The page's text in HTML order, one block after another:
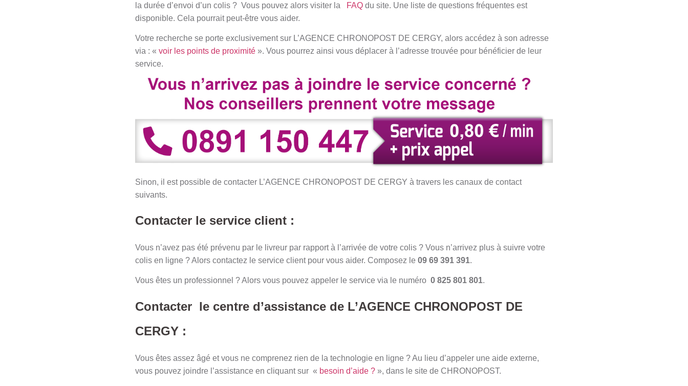
la durée d’envoi d’un colis ? Vous pouvez alors visiter la
FAQ du site. Une liste de questions fréquentes est
disponible. Cela pourrait peut-être vous aider.
Votre recherche se porte exclusivement sur L’AGENCE CHRONOPOST DE CERGY, alors accédez à son adresse
via : « voir les points de proximité ». Vous pourrez ainsi vous déplacer à l’adresse trouvée pour bénéficier de leur
service.
Sinon, il est possible de contacter L’AGENCE CHRONOPOST DE CERGY à travers les canaux de contact
suivants.
Contacter le service client :
Vous n’avez pas été prévenu par le livreur par rapport à l’arrivée de votre colis ? Vous n’arrivez plus à suivre votre
colis en ligne ? Alors contactez le service client pour vous aider. Composez le 09 69 391 391.
Vous êtes un professionnel ? Alors vous pouvez appeler le service via le numéro 0 825 801 801.
Contacter le centre d’assistance de L’AGENCE CHRONOPOST DE
CERGY :
Vous êtes assez âgé et vous ne comprenez rien de la technologie en ligne ? Au lieu d’appeler une aide externe,
vous pouvez joindre l’assistance en cliquant sur « besoin d’aide ? », dans le site de CHRONOPOST.